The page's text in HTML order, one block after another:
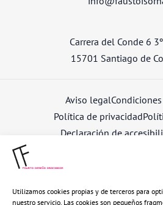
Utilizamos cookies propias y de terceros para
nuestro servicio. Las cookies son pequeños
Carrera del Conde 6
15701 Santiago de
Aviso legal
Política de privacidad
Declaración de